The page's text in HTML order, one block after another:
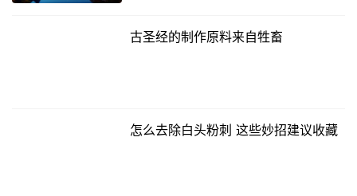
古圣经的制作原料来自牲畜
怎么去除白头粉刺 这些妙招建议收藏